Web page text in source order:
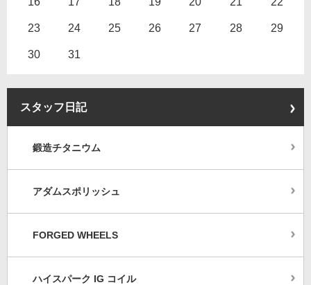
23 24 25 26 27 28 29
30 31
スタッフ日記
鍛造チタニウム
アダムスポリッシュ
FORGED WHEELS
ハイスパーク IG コイル